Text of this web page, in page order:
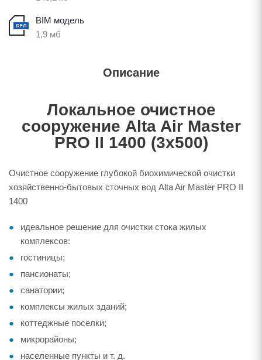
BIM модель
1,9 мб
Описание
Локальное очистное
сооружение Alta Air Master
PRO II 1400 (3х500)
Очистное сооружение глубокой биохимической очистки
хозяйственно-бытовых сточных вод Alta Air Master PRO II
1400
идеальное решение для очистки стока жилых
комплексов:
гостиницы;
пансионаты;
санатории;
комплексы жилых зданий;
коттеджные поселки;
микрорайоны;
населенные пункты и т. д.